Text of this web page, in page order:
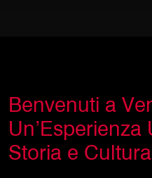
Benvenuti a
Un’Esperienza
Storia e Cultura